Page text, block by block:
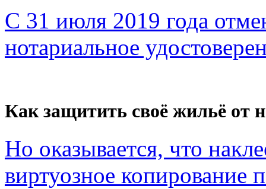
С 31 июля 2019 года
нотариальное
Как защитить своё жильё от
Но оказывается, что
виртуозное копирование